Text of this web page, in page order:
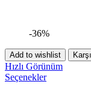
-36%
Add to wishlist
Hızlı Görünüm
Seçenekler